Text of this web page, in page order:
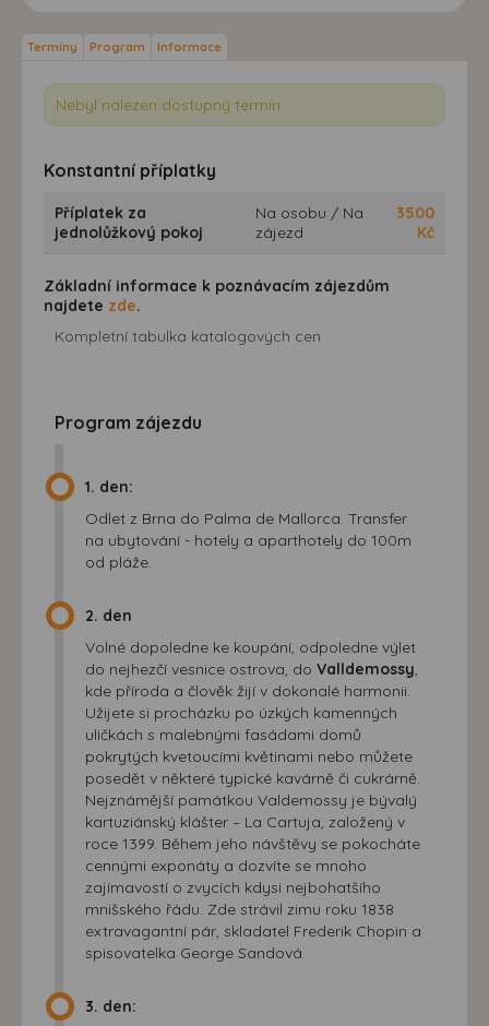
Termíny Program Informace
Nebyl nalezen dostupný termín.
Konstantní příplatky
Příplatek za
jednolůžkový pokoj
Na osobu / Na
zájezd
3500
Kč
Základní informace k poznávacím zájezdům
najdete zde.
Kompletní tabulka katalogových cen
Program zájezdu
1. den:
Odlet z Brna do Palma de Mallorca. Transfer
na ubytování - hotely a aparthotely do 100m
od pláže.
2. den
Volné dopoledne ke koupání, odpoledne výlet
do nejhezčí vesnice ostrova, do Valldemossy
kde příroda a člověk žijí v dokonalé harmonii.
Užijete si procházku po úzkých kamenných
uličkách s malebnými fasádami domů
pokrytých kvetoucími květinami nebo můžete
posedět v některé typické kavárně či cukrárně.
Nejznámější památkou Valdemossy je bývalý
kartuziánský klášter – La Cartuja, založený v
roce 1399. Během jeho návštěvy se pokocháte
cennými exponáty a dozvíte se mnoho
zajímavostí o zvycích kdysi nejbohatšího
mnišského řádu. Zde strávil zimu roku 1838
extravagantní pár, skladatel Frederik Chopin a
spisovatelka George Sandová.
3. den: